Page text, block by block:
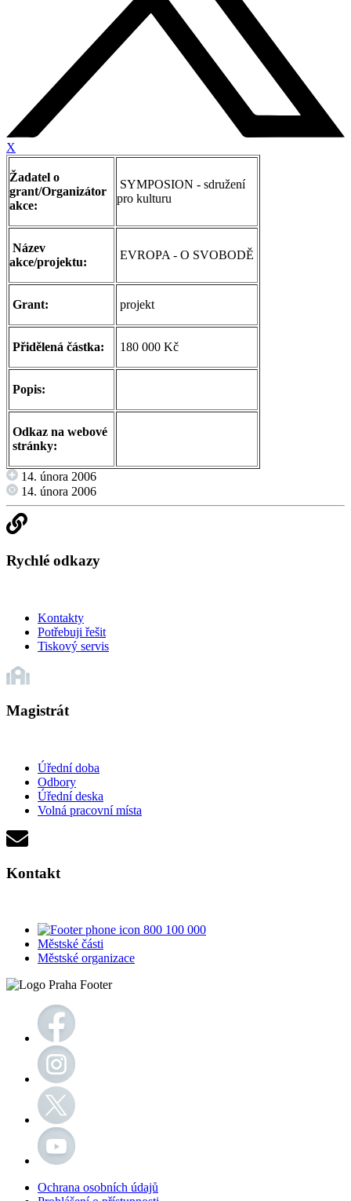
X
Žadatel o
grant/Organizátor
akce:
SYMPOSION - sdružení
pro kulturu
Název
akce/projektu:
EVROPA - O SVOBODĚ
Grant: projekt
Přidělená částka: 180 000 Kč
Popis:
Odkaz na webové
stránky:
14. února 2006
14. února 2006
Rychlé odkazy
Kontakty
Potřebuji řešit
Tiskový servis
Magistrát
Úřední doba
Odbory
Úřední deska
Volná pracovní místa
Kontakt
800 100 000
Městské části
Městské organizace
Ochrana osobních údajů